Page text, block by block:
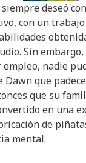
deseó
con un
Sin
nadie
Dawn que
que su
en una
de
mental.